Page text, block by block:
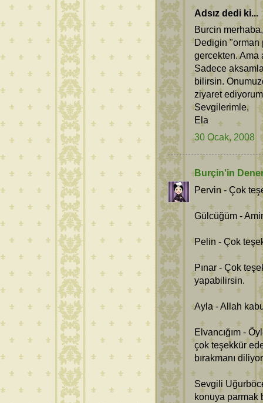
Adsız dedi ki...
Burcin merhaba,
Dedigin "orman
gercekten. Ama
Sadece
bilirsin.
ziyaret
Sevgilerimle,
Ela
30 Ocak, 2008
Burçin'in
Pervin - Çok
Gülcüğüm -
Pelin - Çok
Pınar - Çok
yapabilirsin.
Ayla - Allah
Elvancığım -
çok teşekkür
bırakmanı
Sevgili
konuya parmak